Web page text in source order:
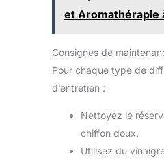
et Aromathérapie
Consignes de
Pour chaque type de
d’entretien :
Nettoyez le
chiffon doux.
Utilisez du